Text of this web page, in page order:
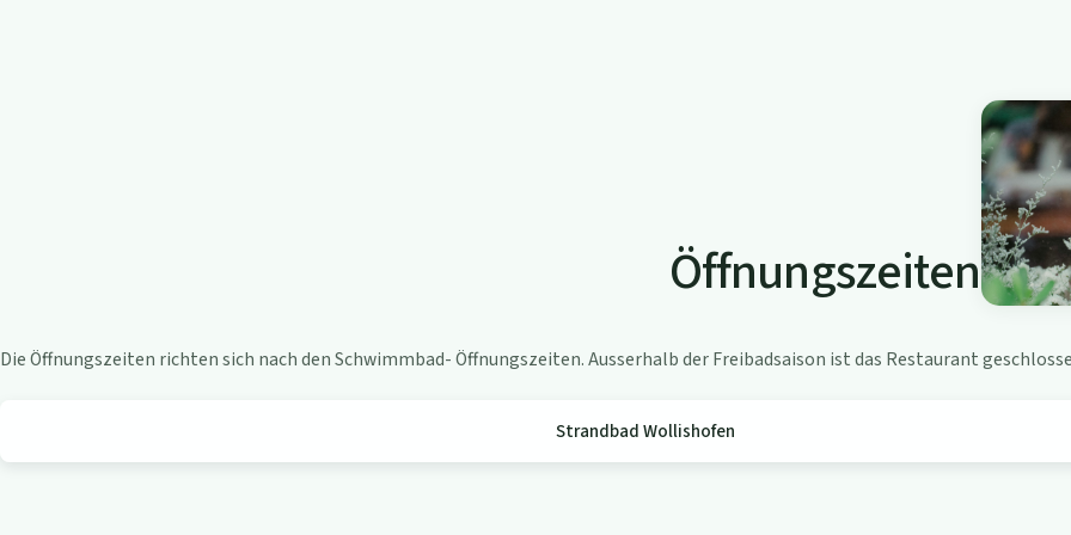
r
a
Öffnungszeiten
Die Öffnungszeiten richten sich nach den Schwimmbad- Öffnungszeiten. Ausserhalb der Freibadsaison ist das Restaurant
Strandbad Wollishofen